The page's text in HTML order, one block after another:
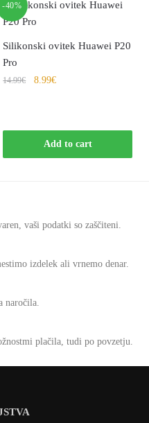
-40%
Silikonski ovitek Huawei P20
Pro
14.99€ 8.99€
Add to cart
vaši podatki so zaščiteni.
izdelek ali vrnemo denar.
naročila.
plačila, tudi po povzetju.